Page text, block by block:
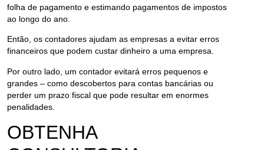
folha de pagamento e estimando pagamentos de impostos
ao longo do ano.
Então, os contadores ajudam as empresas a evitar erros
financeiros que podem custar dinheiro a uma empresa.
Por outro lado, um contador evitará erros pequenos e
grandes – como descobertos para contas bancárias ou
perder um prazo fiscal que pode resultar em enormes
penalidades.
OBTENHA